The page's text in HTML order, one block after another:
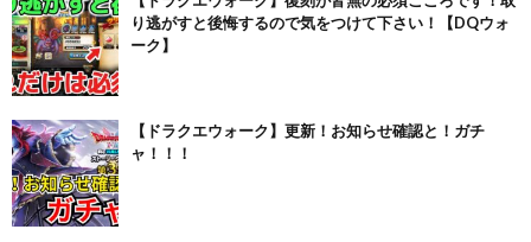
り逃がすと後悔するので気をつけて下さい！【DQウォ
ーク】
【ドラクエウォーク】更新！お知らせ確認と！ガチ
ャ！！！